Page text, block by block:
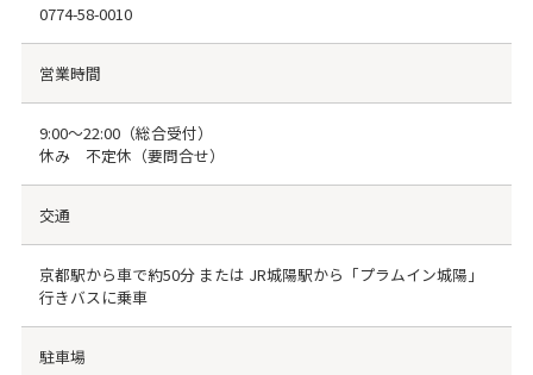
0774-58-0010
営業時間
9:00〜22:00（総合受付）
休み 不定休（要問合せ）
交通
京都駅から車で約50分 または JR城陽駅から「プラムイン城陽」
行きバスに乗車
駐車場